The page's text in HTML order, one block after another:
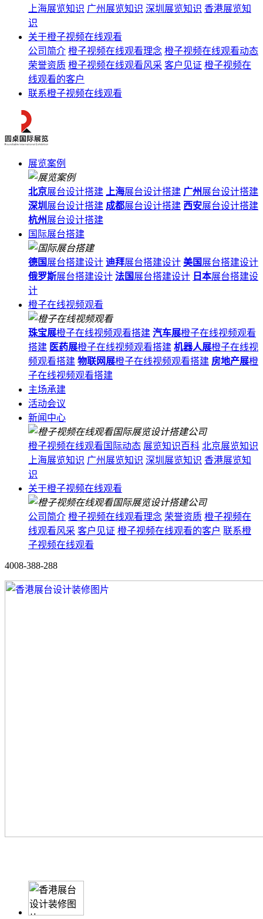
上海展览知识 广州展览知识 深圳展览知识 香港展览知
识
关于橙子视频在线观看
公司简介 橙子视频在线观看理念 橙子视频在线观看动态
荣誉资质 橙子视频在线观看风采 客户见证 橙子视频在
线观看的客户
联系橙子视频在线观看
展览案例
北京展台设计搭建 上海展台设计搭建 广州展台设计搭建
深圳 展台设计搭建 成都展台设计搭建 西安展台设计搭建
杭州展台设计搭建
国际展台搭建
德国 展台搭建设计 迪拜展台搭建设计 美国 展台搭建设计
俄罗斯展台搭建设计 法国 展台搭建设计 日本展台搭建设
计
橙子在线视频观看
珠宝展橙子在线视频观看搭建 汽车展橙子在线视频观看
搭建 医药展橙子在线视频观看搭建 机器人展橙子在线视
频观看搭建 物联网展橙子在线视频观看搭建 房地产展橙
子在线视频观看搭建
主场承建
活动会议
新闻中心
橙子视频在线观看国际动态 展览知识百科 北京展览知识
上海展览知识 广州展览知识 深圳展览知识 香港展览知
识
关于橙子视频在线观看
公司简介 橙子视频在线观看理念 荣誉资质 橙子视频在
线观看风采 客户见证 橙子视频在线观看的客户 联系橙
子视频在线观看
4008-388-288